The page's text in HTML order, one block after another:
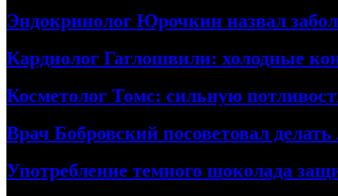
Эндокринолог Юрочкин назвал
Кардиолог Гаглошвили: холодные
Косметолог Томс: сильную
Врач Бобровский посоветовал
Употребление темного шоколада